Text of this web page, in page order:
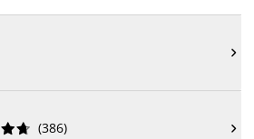



 (386) 